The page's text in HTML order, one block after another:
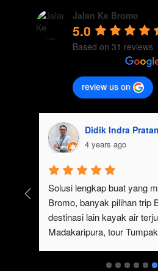
Jalan Ke Bromo
5.0
Based on 31 reviews
review us on
Didik Indra
4 years ago
Solusi lengkap buat yang
Bromo, banyak pilihan trip
destinasi lain kayak air
Madakaripura, tour